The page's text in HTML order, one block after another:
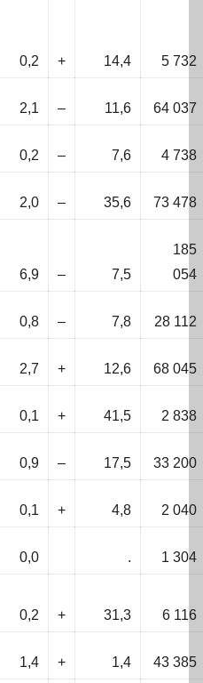
0,2 + 14,4 5 732
2,1 – 11,6 64 037
0,2 – 7,6 4 738
2,0 – 35,6 73 478
6,9 – 7,5
185
054
0,8 – 7,8 28 112
2,7 + 12,6 68 045
0,1 + 41,5 2 838
0,9 – 17,5 33 200
0,1 + 4,8 2 040
0,0 . 1 304
0,2 + 31,3 6 116
1,4 + 1,4 43 385